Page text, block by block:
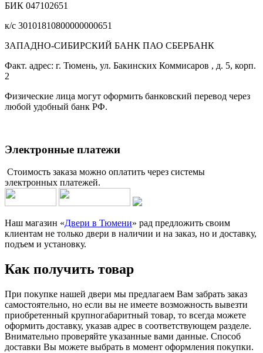
БИК 047102651
к/с 30101810800000000651
ЗАПАДНО-СИБИРСКИЙ БАНК ПАО СБЕРБАНК
Факт. адрес: г. Тюмень, ул. Бакинских Коммисаров , д. 5, корп.
2
Физические лица могут оформить банковский перевод через
любой удобный банк РФ.
Электронные платежи
Стоимость заказа можно оплатить через системы
электронных платежей.
Наш магазин «Двери в Тюмени» рад предложить своим
клиентам не только двери в наличии и на заказ, но и доставку,
подъем и установку.
Как получить товар
При покупке нашей двери мы предлагаем Вам забрать заказ
самостоятельно, но если вы не имеете возможность вывезти
приобретенный крупногабаритный товар, то всегда можете
оформить доставку, указав адрес в соответствующем разделе.
Внимательно проверяйте указанные вами данные. Способ
доставки Вы можете выбрать в момент оформления покупки.